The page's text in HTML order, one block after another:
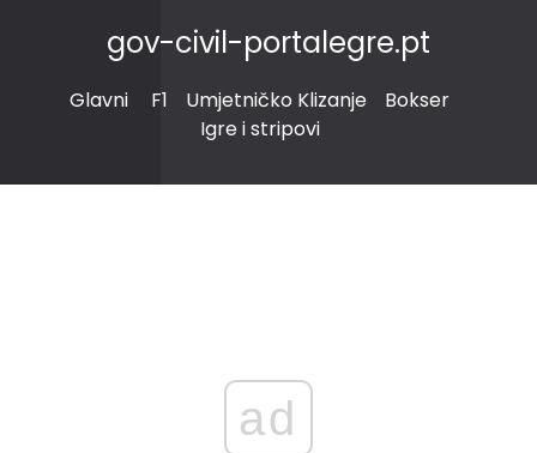
gov-civil-portalegre.pt
Glavni F1 Umjetničko Klizanje
Bokser
Igre i stripovi
ad